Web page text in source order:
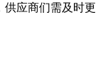
应商们需及时更